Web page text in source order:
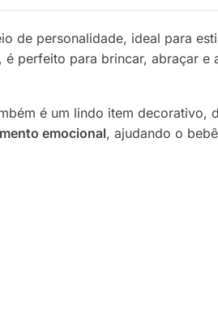
de personalidade, ideal para
é perfeito para brincar, abraçar e
é um lindo item decorativo,
emocional, ajudando o